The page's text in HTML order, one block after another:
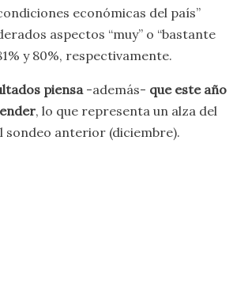
económicas del país”
aspectos “muy” o “bastante
y 80%, respectivamente.
piensa -además- que este año
, lo que representa un alza del
sondeo anterior (diciembre).